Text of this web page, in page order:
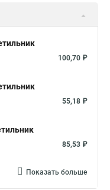
100,70 ₽
55,18 ₽
85,53 ₽
Показать больше